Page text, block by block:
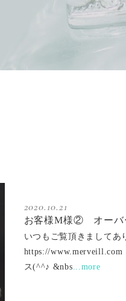
2020.10.21
お客様M様② オーバ
いつもご覧頂きましてあ
https://
ス(^^♪ &nbs...more